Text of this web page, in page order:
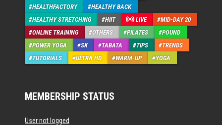
HEALTHFACTORY
HEALTHY BACK
HEALTHY STRETCHING
HIIT LIVE
MID-DAY 20
ONLINE TRAINING
OTHERS PILATES
POUND
POWER YOGA
SK TABATA TIPS
TRENDS
TUTORIALS
ULTRA HD WARM-UP YOGA
MEMBERSHIP STATUS
User not logged